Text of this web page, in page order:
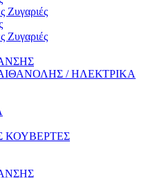
Ζυγαριές
Ζυγαριές
/ ΗΛΕΚΤΡΙΚΑ
ΚΟΥΒΕΡΤΕΣ